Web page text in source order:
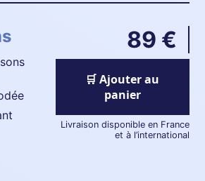
89 €
🛒 Ajouter au
panier
Livraison disponible en France
et à l’international